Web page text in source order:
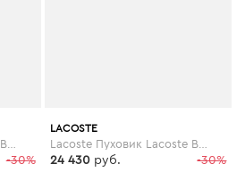
-30%
LACOSTE
Lacoste Пуховик Lacoste BH1785R85YT
-30%
24 430 руб.